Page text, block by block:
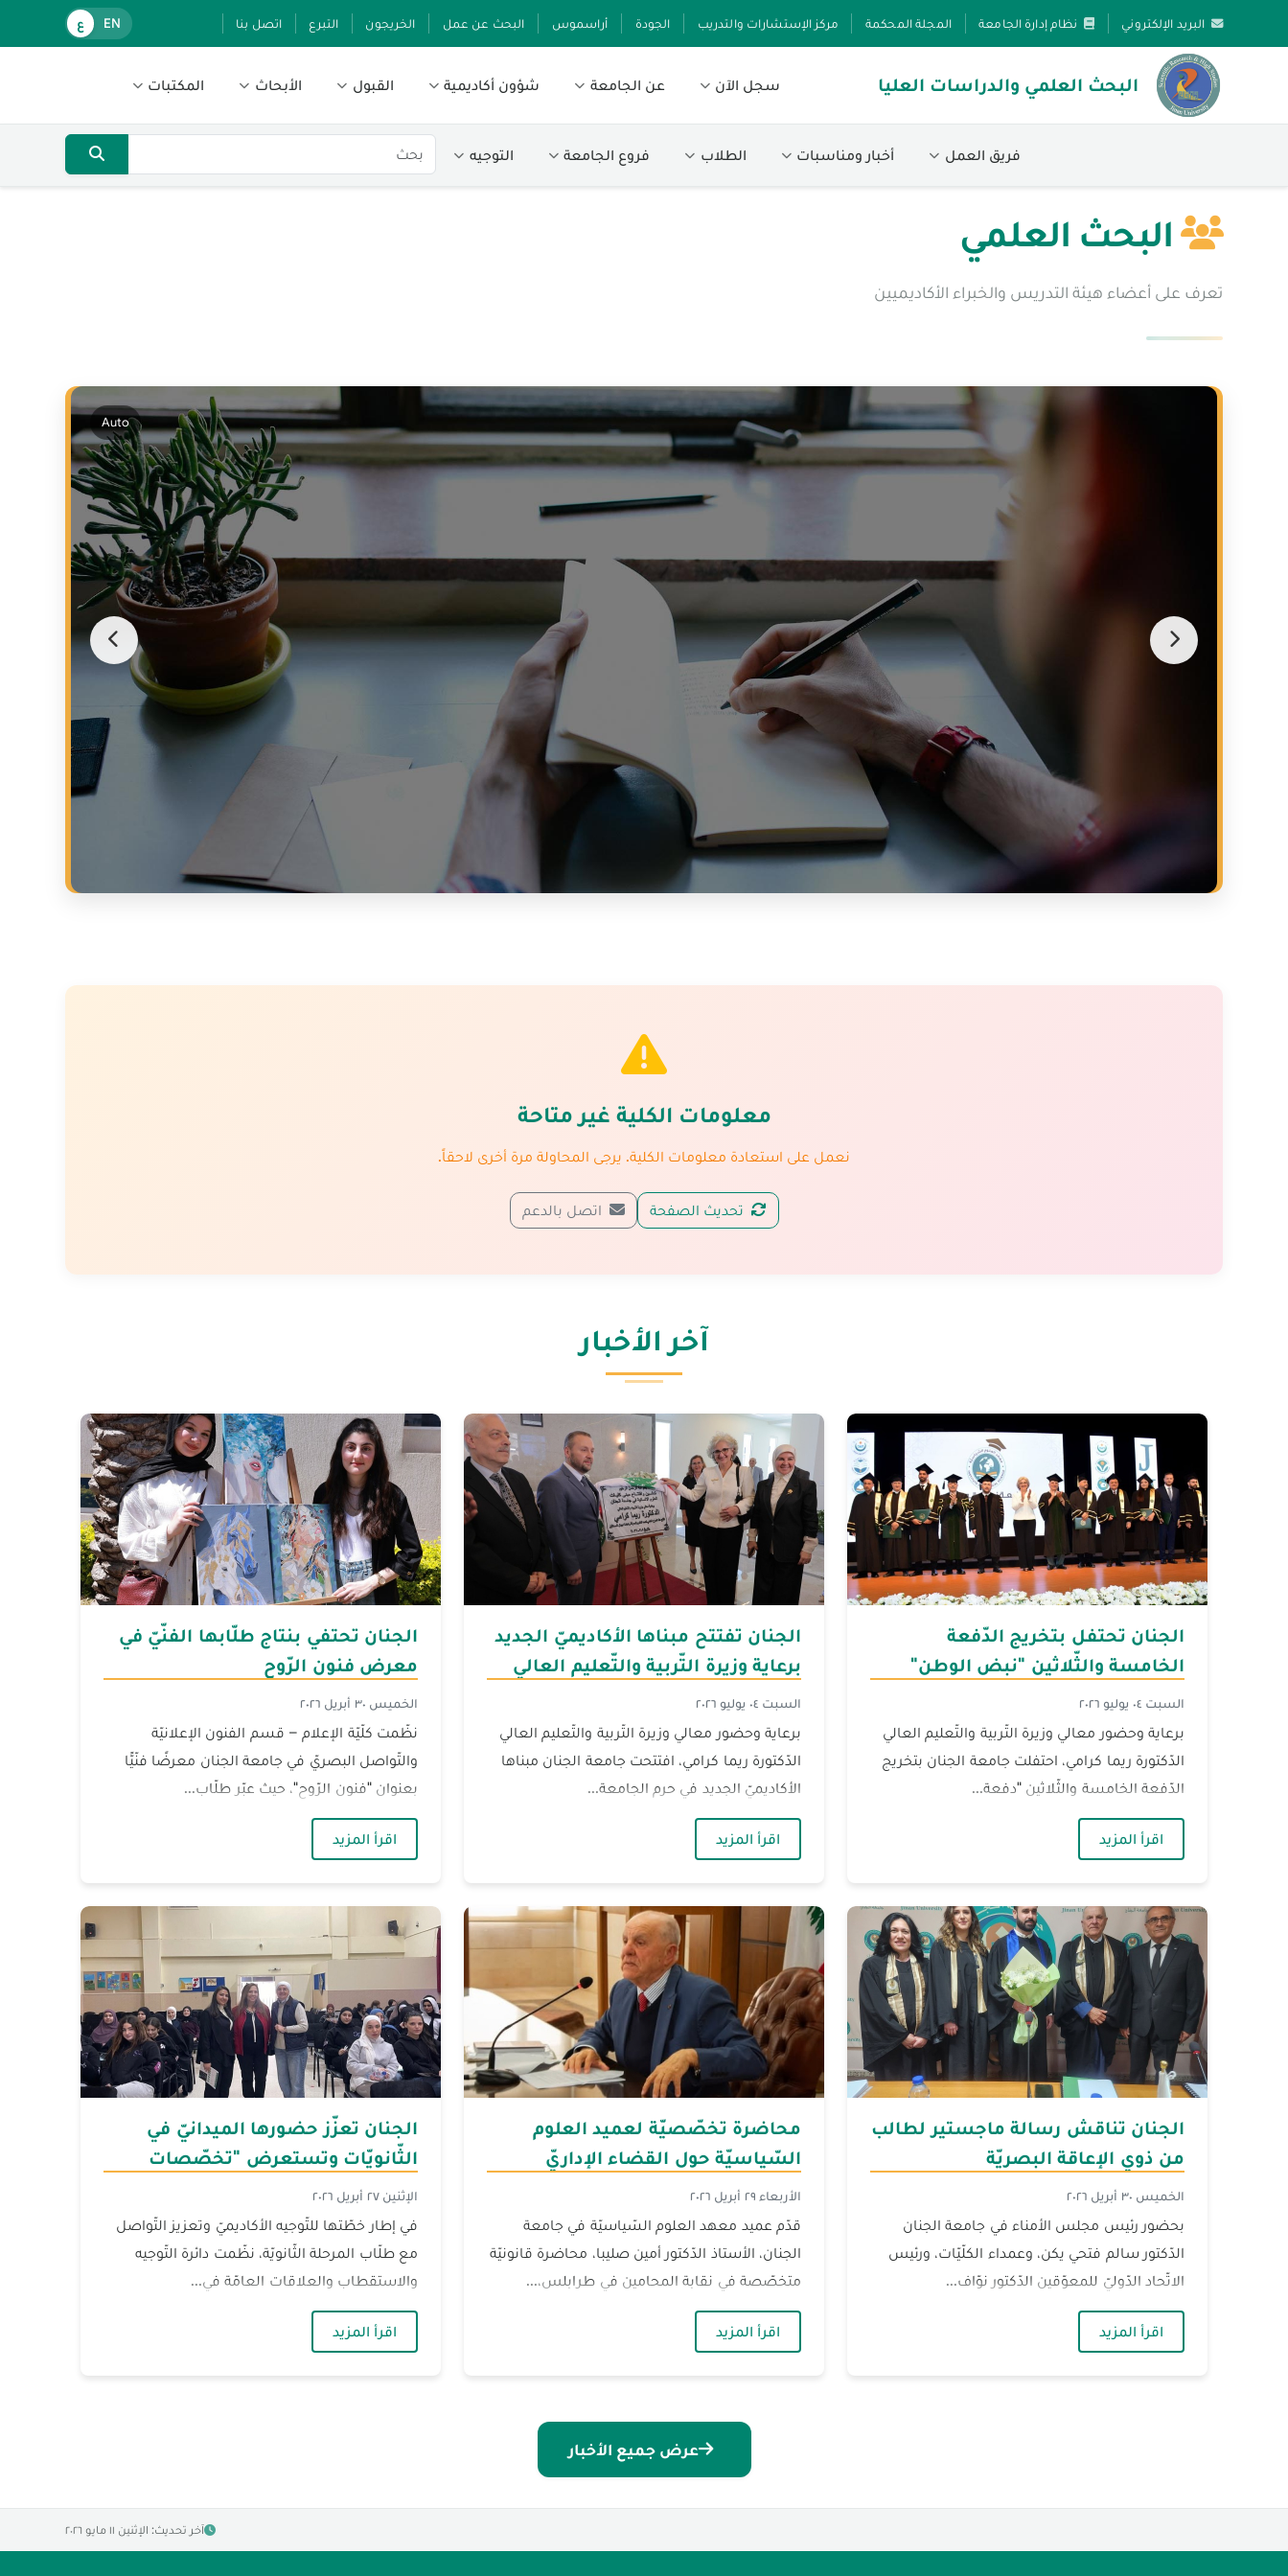
البريد الإلكتروني نظام إدارة الجامعة المجلة المحكمة مركز الإستشارات والتدريب الجودة أراسموس البحث عن عمل الخريجون التبرع اتصل بنا EN ع
البحث العلمي والدراسات العليا سجل الآن عن الجامعة شؤون أكاديمية القبول الأبحاث المكتبات
فريق العمل أخبار ومناسبات الطلاب فروع الجامعة التوجيه
البحث العلمي
تعرف على أعضاء هيئة التدريس والخبراء الأكاديميين
Auto
معلومات الكلية غير متاحة
نعمل على استعادة معلومات الكلية. يرجى المحاولة مرة أخرى لاحقاً.
تحديث الصفحة اتصل بالدعم
آخر الأخبار
الجنان تحتفل بتخريج الدّفعة
الخامسة والثّلاثين "نبض الوطن"
برعاية وزيرة التّربية والتّعليم العالي
السبت ٠٤ يوليو ٢٠٢٦
برعاية وحضور معالي وزيرة التّربية والتّعليم العالي
الدّكتورة ريما كرامي، احتفلت جامعة الجنان بتخريج
الدّفعة الخامسة والثّلاثين "دفعة...
اقرأ المزيد — الجنان تحتفل بتخريج الدّفعة الخامسة والثّلاثين "نبض الوطن" برعاية وزيرة التّربية والتّعليم العالي
الجنان تفتتح مبناها الأكاديميّ الجديد
برعاية وزيرة التّربية والتّعليم العالي
السبت ٠٤ يوليو ٢٠٢٦
برعاية وحضور معالي وزيرة التّربية والتّعليم العالي
الدّكتورة ريما كرامي، افتتحت جامعة الجنان مبناها
الأكاديميّ الجديد في حرم الجامعة...
اقرأ المزيد — الجنان تفتتح مبناها الأكاديميّ الجديد برعاية وزيرة التّربية والتّعليم العالي
الجنان تحتفي بنتاج طلّابها الفنّيّ في
معرض فنون الرّوح
الخميس ٣٠ أبريل ٢٠٢٦
نظّمت كلّيّة الإعلام – قسم الفنون الإعلانيّة
والتّواصل البصريّ في جامعة الجنان معرضًا فنّيًّا
بعنوان "فنون الرّوح"، حيث عبّر طلّاب...
اقرأ المزيد
الجنان تناقش رسالة ماجستير لطالب
من ذوي الإعاقة البصريّة
الخميس ٣٠ أبريل ٢٠٢٦
بحضور رئيس مجلس الأمناء في جامعة الجنان
الدّكتور سالم فتحي يكن، وعمداء الكلّيّات، ورئيس
الاتّحاد الدّوليّ للمعوّقين الدّكتور نوّاف...
اقرأ المزيد — الجنان تناقش رسالة ماجستير لطالب من ذوي الإعاقة البصريّة
محاضرة تخصّصيّة لعميد العلوم
السّياسيّة حول القضاء الإداريّ
الأربعاء ٢٩ أبريل ٢٠٢٦
قدّم عميد معهد العلوم السّياسيّة في جامعة
الجنان، الأستاذ الدّكتور أمين صليبا، محاضرة قانونيّة
متخصّصة في نقابة المحامين في طرابلس،...
اقرأ المزيد — محاضرة تخصّصيّة لعميد العلوم السّياسيّة حول القضاء الإداريّ
الجنان تعزّز حضورها الميدانيّ في
الثّانويّات وتستعرض "تخصّصات
المستقبل"
الإثنين ٢٧ أبريل ٢٠٢٦
في إطار خطّتها للتّوجيه الأكاديميّ وتعزيز التّواصل
مع طلّاب المرحلة الثّانويّة، نظّمت دائرة التّوجيه
والاستقطاب والعلاقات العامّة في...
اقرأ المزيد
عرض جميع الأخبار
آخر تحديث: الإثنين ١١ مايو ٢٠٢٦